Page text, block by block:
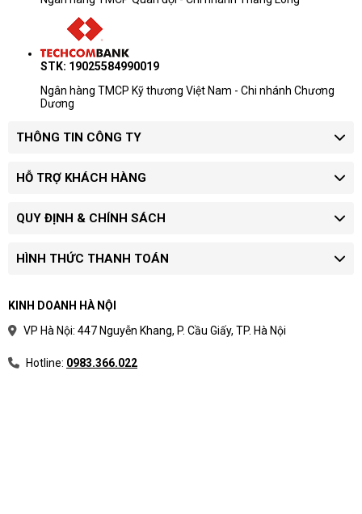
STK: 19025584990019
Ngân hàng TMCP Kỹ thương Việt Nam - Chi nhánh Chương
Dương
THÔNG TIN CÔNG TY
HỖ TRỢ KHÁCH HÀNG
QUY ĐỊNH & CHÍNH SÁCH
HÌNH THỨC THANH TOÁN
KINH DOANH HÀ NỘI
VP Hà Nội: 447 Nguyễn Khang, P. Cầu Giấy, TP. Hà Nội
Hotline: 0983.366.022